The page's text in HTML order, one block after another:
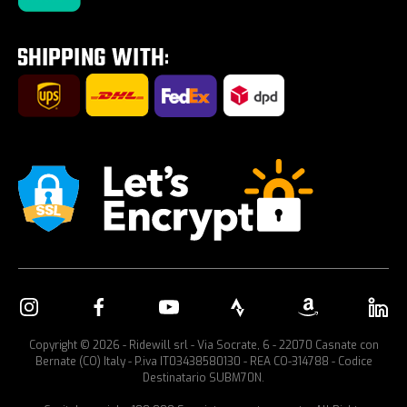
Fahrradträger fürs Auto
Copyright © 2026 - Ridewill srl - Via Socrate, 6 - 22070 Casnate con
Bernate (CO) Italy - P.iva IT03438580130 - REA CO-314788 - Codice
Destinatario SUBM70N.